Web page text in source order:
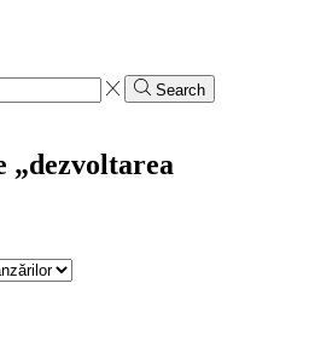
Search
„dezvoltarea